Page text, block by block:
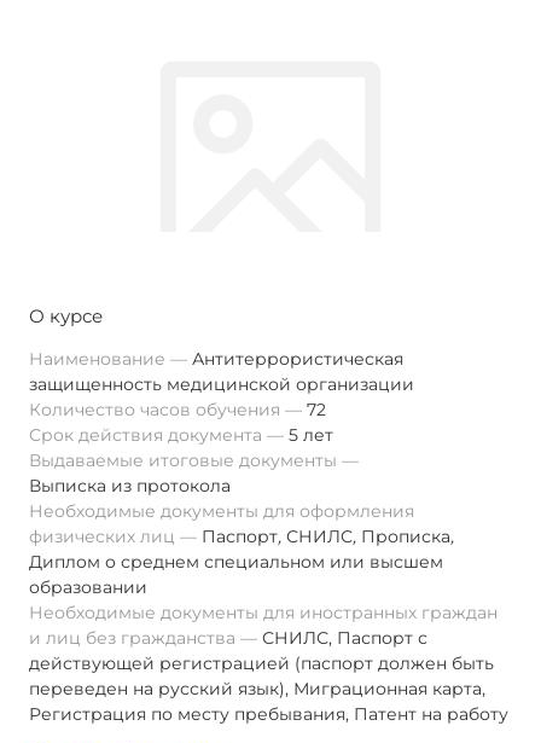
О курсе
Наименование
Антитеррористическая
защищенность медицинской организации
Количество часов обучения
72
Срок действия документа
5 лет
Выдаваемые итоговые документы
Выписка из протокола
Необходимые документы для оформления
физических лиц
Паспорт, СНИЛС, Прописка,
Диплом о среднем специальном или высшем
образовании
Необходимые документы для иностранных граждан
и лиц без гражданства
СНИЛС, Паспорт с
действующей регистрацией (паспорт должен быть
переведен на русский язык), Миграционная карта,
Регистрация по месту пребывания, Патент на работу